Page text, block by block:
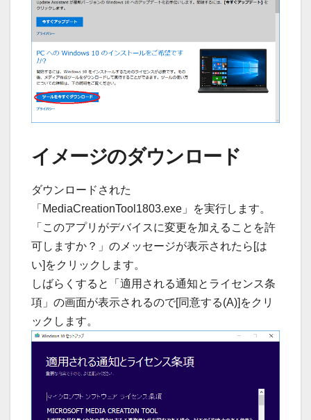
イメージのダウンロード
ダウンロードされた
「MediaCreationTool1803.exe」を実行します。
「このアプリがデバイスに変更を加えることを許
可しますか？」のメッセージが表示されたら[は
い]をクリックします。
しばらくすると「適用される通知とライセンス条
項」の画面が表示されるので[同意する(A)]をクリ
ックします。